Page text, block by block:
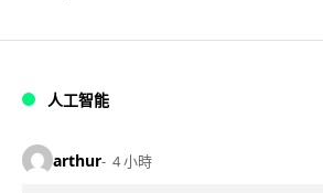
人工智能
arthur 4 小時